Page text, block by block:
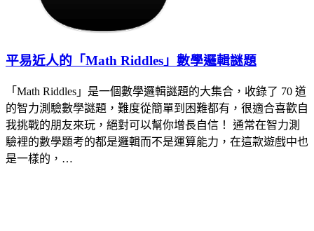
平易近人的「Math Riddles」數學邏輯謎題
「Math Riddles」是一個數學邏輯謎題的大集合，收錄了 70 道
的智力測驗數學謎題，難度從簡單到困難都有，很適合喜歡自
我挑戰的朋友來玩，絕對可以幫你增長自信！ 通常在智力測
驗裡的數學題考的都是邏輯而不是運算能力，在這款遊戲中也
是一樣的，…